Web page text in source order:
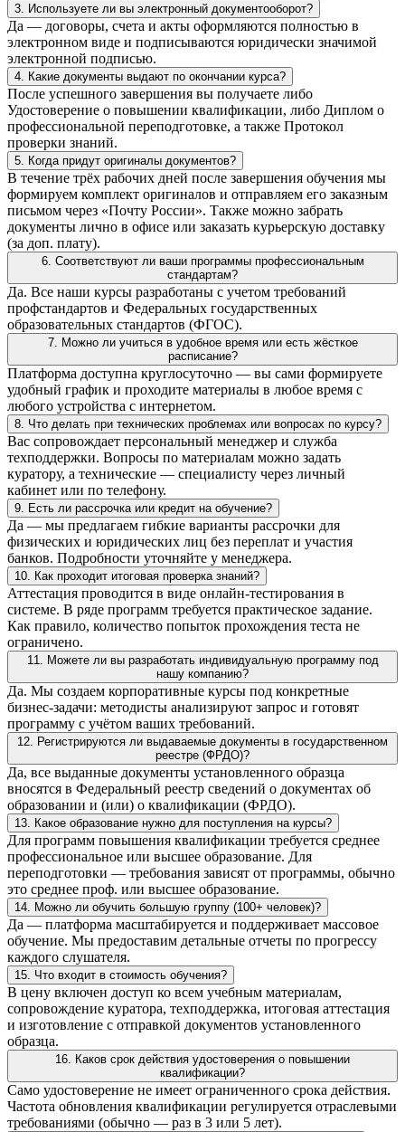
3. Используете ли вы электронный документооборот?
Да — договоры, счета и акты оформляются полностью в
электронном виде и подписываются юридически значимой
электронной подписью.
4. Какие документы выдают по окончании курса?
После успешного завершения вы получаете либо
Удостоверение о повышении квалификации, либо Диплом о
профессиональной переподготовке, а также Протокол
проверки знаний.
5. Когда придут оригиналы документов?
В течение трёх рабочих дней после завершения обучения мы
формируем комплект оригиналов и отправляем его заказным
письмом через «Почту России». Также можно забрать
документы лично в офисе или заказать курьерскую доставку
(за доп. плату).
6. Соответствуют ли ваши программы профессиональным
стандартам?
Да. Все наши курсы разработаны с учетом требований
профстандартов и Федеральных государственных
образовательных стандартов (ФГОС).
7. Можно ли учиться в удобное время или есть жёсткое
расписание?
Платформа доступна круглосуточно — вы сами формируете
удобный график и проходите материалы в любое время с
любого устройства с интернетом.
8. Что делать при технических проблемах или вопросах по курсу?
Вас сопровождает персональный менеджер и служба
техподдержки. Вопросы по материалам можно задать
куратору, а технические — специалисту через личный
кабинет или по телефону.
9. Есть ли рассрочка или кредит на обучение?
Да — мы предлагаем гибкие варианты рассрочки для
физических и юридических лиц без переплат и участия
банков. Подробности уточняйте у менеджера.
10. Как проходит итоговая проверка знаний?
Аттестация проводится в виде онлайн-тестирования в
системе. В ряде программ требуется практическое задание.
Как правило, количество попыток прохождения теста не
ограничено.
11. Можете ли вы разработать индивидуальную программу под
нашу компанию?
Да. Мы создаем корпоративные курсы под конкретные
бизнес-задачи: методисты анализируют запрос и готовят
программу с учётом ваших требований.
12. Регистрируются ли выдаваемые документы в государственном
реестре (ФРДО)?
Да, все выданные документы установленного образца
вносятся в Федеральный реестр сведений о документах об
образовании и (или) о квалификации (ФРДО).
13. Какое образование нужно для поступления на курсы?
Для программ повышения квалификации требуется среднее
профессиональное или высшее образование. Для
переподготовки — требования зависят от программы, обычно
это среднее проф. или высшее образование.
14. Можно ли обучить большую группу (100+ человек)?
Да — платформа масштабируется и поддерживает массовое
обучение. Мы предоставим детальные отчеты по прогрессу
каждого слушателя.
15. Что входит в стоимость обучения?
В цену включен доступ ко всем учебным материалам,
сопровождение куратора, техподдержка, итоговая аттестация
и изготовление с отправкой документов установленного
образца.
16. Каков срок действия удостоверения о повышении
квалификации?
Само удостоверение не имеет ограниченного срока действия.
Частота обновления квалификации регулируется отраслевыми
требованиями (обычно — раз в 3 или 5 лет).